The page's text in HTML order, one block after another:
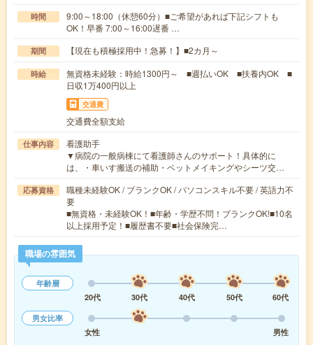
時間
9:00～18:00（休憩60分）■ご希望があれば下記シフトも
OK！早番 7:00～16:00遅番 …
期間 【現在も積極採用中！急募！】■2カ月～
時給
無資格未経験：時給1300円～ ■週払いOK ■扶養内OK ■
日収1万400円以上
交通費
交通費全額支給
仕事内容
看護助手
▼病院の一般病棟にて看護師さんのサポート！具体的に
は、・車いす搬送の補助・ベットメイキングやシーツ交…
応募資格
職種未経験OK / ブランクOK / パソコンスキル不要 / 英語力不
要
■無資格・未経験OK！■年齢・学歴不問！ブランクOK!■10名
以上採用予定！■履歴書不要■社会保険完…
職場の雰囲気
年齢層
20代
30代 40代 50代
60代
男女比率
女性
男性